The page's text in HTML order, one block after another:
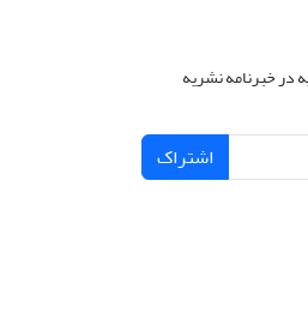
در خبرنامه نشریه
اشتراک